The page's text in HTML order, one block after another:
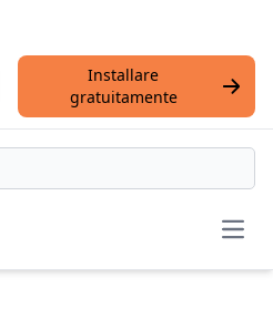
Installare
gratuitamente